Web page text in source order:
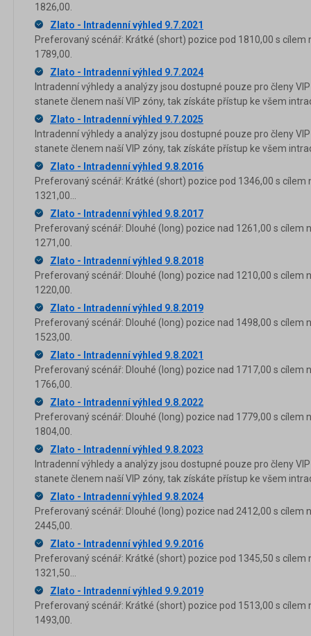
1826,00.
Zlato - Intradenní výhled 9.7.2021
Preferovaný scénář: Krátké (short) pozice pod 1810,00 s cílem
1789,00.
Zlato - Intradenní výhled 9.7.2024
Intradenní výhledy a analýzy jsou dostupné pouze pro členy
stanete členem naší VIP zóny, tak získáte přístup ke všem
Zlato - Intradenní výhled 9.7.2025
Intradenní výhledy a analýzy jsou dostupné pouze pro členy
stanete členem naší VIP zóny, tak získáte přístup ke všem
Zlato - Intradenní výhled 9.8.2016
Preferovaný scénář: Krátké (short) pozice pod 1346,00 s cílem
1321,00...
Zlato - Intradenní výhled 9.8.2017
Preferovaný scénář: Dlouhé (long) pozice nad 1261,00 s cílem
1271,00.
Zlato - Intradenní výhled 9.8.2018
Preferovaný scénář: Dlouhé (long) pozice nad 1210,00 s cílem
1220,00.
Zlato - Intradenní výhled 9.8.2019
Preferovaný scénář: Dlouhé (long) pozice nad 1498,00 s cílem
1523,00.
Zlato - Intradenní výhled 9.8.2021
Preferovaný scénář: Dlouhé (long) pozice nad 1717,00 s cílem
1766,00.
Zlato - Intradenní výhled 9.8.2022
Preferovaný scénář: Dlouhé (long) pozice nad 1779,00 s cílem
1804,00.
Zlato - Intradenní výhled 9.8.2023
Intradenní výhledy a analýzy jsou dostupné pouze pro členy
stanete členem naší VIP zóny, tak získáte přístup ke všem
Zlato - Intradenní výhled 9.8.2024
Preferovaný scénář: Dlouhé (long) pozice nad 2412,00 s cílem
2445,00.
Zlato - Intradenní výhled 9.9.2016
Preferovaný scénář: Krátké (short) pozice pod 1345,50 s cílem
1321,50...
Zlato - Intradenní výhled 9.9.2019
Preferovaný scénář: Krátké (short) pozice pod 1513,00 s cílem
1493,00.